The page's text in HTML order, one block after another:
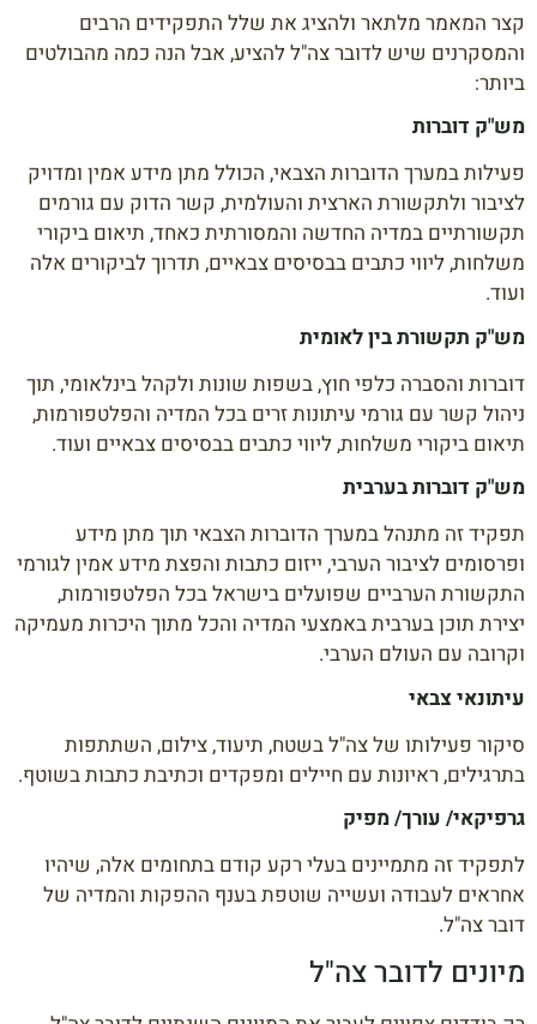
קצר המאמר מלתאר ולהציג את שלל התפקידים הרבים
והמסקרנים שיש לדובר צה"ל להציע, אבל הנה כמה מהבולטים
ביותר:
מש"ק דוברות
פעילות במערך הדוברות הצבאי, הכולל מתן מידע אמין ומדויק
לציבור ולתקשורת הארצית והעולמית, קשר הדוק עם גורמים
תקשורתיים במדיה החדשה והמסורתית כאחד, תיאום ביקורי
משלחות, ליווי כתבים בבסיסים צבאיים, תדרוך לביקורים אלה
ועוד.
מש"ק תקשורת בין לאומית
דוברות והסברה כלפי חוץ, בשפות שונות ולקהל בינלאומי, תוך
ניהול קשר עם גורמי עיתונות זרים בכל המדיה והפלטפורמות,
תיאום ביקורי משלחות, ליווי כתבים בבסיסים צבאיים ועוד.
מש"ק דוברות בערבית
תפקיד זה מתנהל במערך הדוברות הצבאי תוך מתן מידע
ופרסומים לציבור הערבי, ייזום כתבות והפצת מידע אמין לגורמי
התקשורת הערביים שפועלים בישראל בכל הפלטפורמות,
יצירת תוכן בערבית באמצעי המדיה והכל מתוך היכרות מעמיקה
וקרובה עם העולם הערבי.
עיתונאי צבאי
סיקור פעילותו של צה"ל בשטח, תיעוד, צילום, השתתפות
בתרגילים, ראיונות עם חיילים ומפקדים וכתיבת כתבות בשוטף.
גרפיקאי/ עורך/ מפיק
לתפקיד זה מתמיינים בעלי רקע קודם בתחומים אלה, שיהיו
אחראים לעבודה ועשייה שוטפת בענף ההפקות והמדיה של
דובר צה"ל.
מיונים לדובר צה"ל